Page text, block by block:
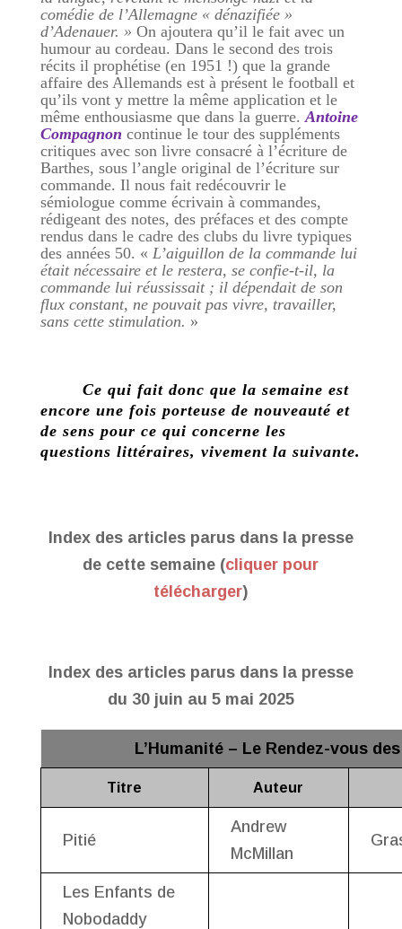
comédie de l’Allemagne « dénazifiée »
d’Adenauer. » On ajoutera qu’il le fait avec un
humour au cordeau. Dans le second des trois
récits il prophétise (en 1951 !) que la grande
affaire des Allemands est à présent le football et
qu’ils vont y mettre la même application et le
même enthousiasme que dans la guerre. Antoine
Compagnon continue le tour des suppléments
critiques avec son livre consacré à l’écriture de
Barthes, sous l’angle original de l’écriture sur
commande. Il nous fait redécouvrir le
sémiologue comme écrivain à commandes,
rédigeant des notes, des préfaces et des compte
rendus dans le cadre des clubs du livre typiques
des années 50. « L’aiguillon de la commande lui
était nécessaire et le restera, se confie-t-il, la
commande lui réussissait ; il dépendait de son
flux constant, ne pouvait pas vivre, travailler,
sans cette stimulation. »
Ce qui fait donc que la semaine est
encore une fois porteuse de nouveauté et
de sens pour ce qui concerne les
questions littéraires, vivement la suivante.
Index des articles parus dans la presse
de cette semaine (cliquer pour
télécharger)
Index des articles parus dans la presse
du 30 juin au 5 mai 2025
L’Humanité – Le Rendez-vous
Titre Auteur
Pitié
Andrew
McMillan
Les Enfants de
Nobodaddy